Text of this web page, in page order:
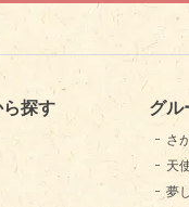
探す グル
さ
天
夢